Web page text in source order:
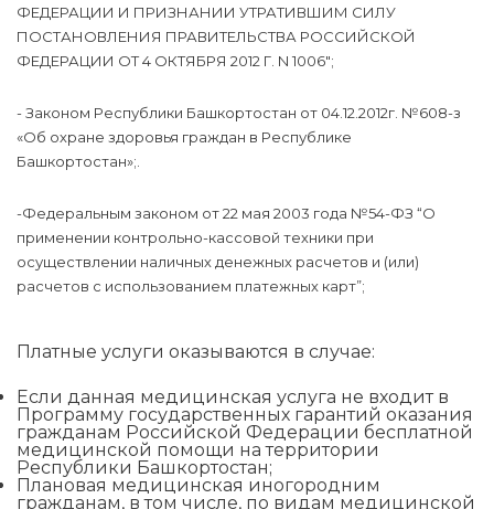
ФЕДЕРАЦИИ И ПРИЗНАНИИ УТРАТИВШИМ СИЛУ
ПОСТАНОВЛЕНИЯ ПРАВИТЕЛЬСТВА РОССИЙСКОЙ
ФЕДЕРАЦИИ ОТ 4 ОКТЯБРЯ 2012 Г. N 1006";
- Законом Республики Башкортостан от 04.12.2012г. №608-з
«Об охране здоровья граждан в Республике
Башкортостан»;.
-Федеральным законом от 22 мая 2003 года №54-ФЗ “О
применении контрольно-кассовой техники при
осуществлении наличных денежных расчетов и (или)
расчетов с использованием платежных карт”;
Платные услуги оказываются в случае:
Если данная медицинская услуга не входит в
Программу государственных гарантий оказания
гражданам Российской Федерации бесплатной
медицинской помощи на территории
Республики Башкортостан;
Плановая медицинская иногородним
гражданам, в том числе, по видам медицинской